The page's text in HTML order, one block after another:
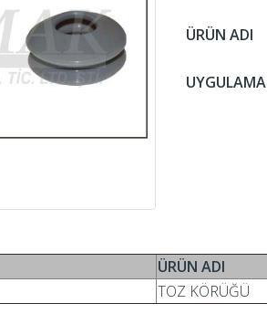
ÜRÜN ADI
UYGULAMA
ÜRÜN ADI
TOZ KÖRÜĞÜ